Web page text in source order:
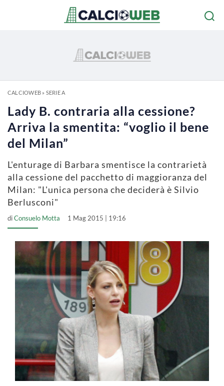
CALCIOWEB» SERIE A
Lady B. contraria alla cessione?
Arriva la smentita: “voglio il bene
del Milan”
L'enturage di Barbara smentisce la contrarietà
alla cessione del pacchetto di maggioranza del
Milan: "L'unica persona che deciderà è Silvio
Berlusconi"
diConsuelo Motta 1 Mag 2015 | 19:16